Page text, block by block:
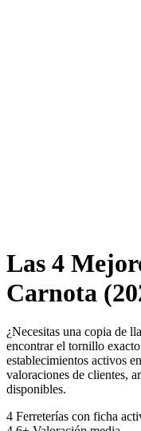
Las 4
Carnota
¿Necesitas una copia de
encontrar el tornillo
establecimientos activos
valoraciones de clientes,
disponibles.
4 Ferreterías con ficha